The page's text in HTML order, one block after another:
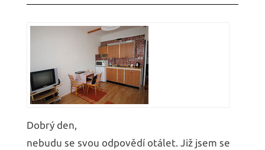
Dobrý den,
nebudu se svou odpovědí otálet. Již jsem se